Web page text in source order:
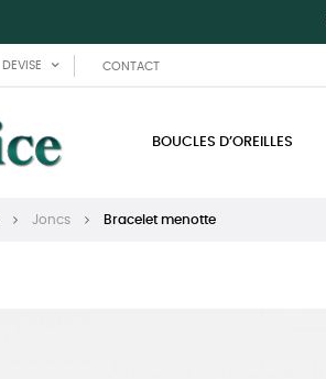
DEVISE CONTACT
BOUCLES D’OREILLES
Joncs Bracelet menotte